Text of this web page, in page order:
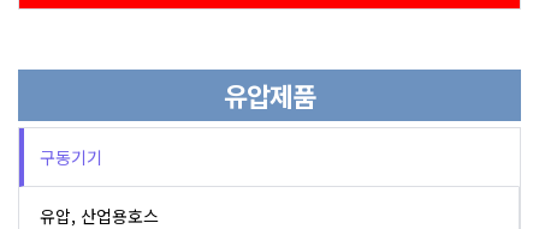
유압제품
구동기기
유압, 산업용호스